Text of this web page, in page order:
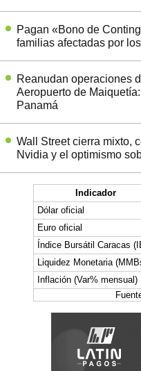
Pagan «Bono de
familias afectadas por
Reanudan operaciones
Aeropuerto de
Panamá
Wall Street cierra mixto,
Nvidia y el optimismo
Indicador
Dólar oficial
Euro oficial
Índice Bursátil Caracas
Liquidez Monetaria
Inflación (Var% mensual)